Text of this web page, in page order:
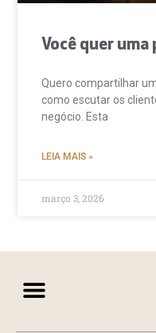
Você quer uma
Quero compartilhar
como escutar os
negócio. Esta
LEIA MAIS »
março 3, 2026